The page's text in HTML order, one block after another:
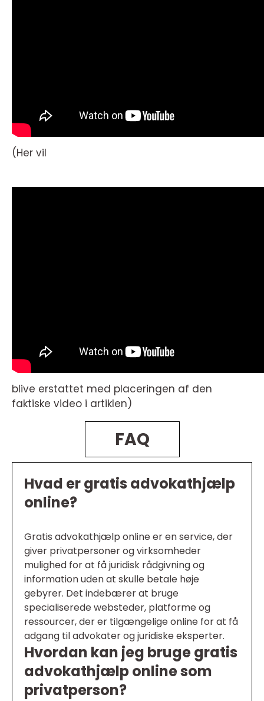
(Her vil
blive erstattet med placeringen af den
faktiske video i artiklen)
FAQ
Hvad er gratis advokathjælp
online?
Gratis advokathjælp online er en service, der
giver privatpersoner og virksomheder
mulighed for at få juridisk rådgivning og
information uden at skulle betale høje
gebyrer. Det indebærer at bruge
specialiserede websteder, platforme og
ressourcer, der er tilgængelige online for at få
adgang til advokater og juridiske eksperter.
Hvordan kan jeg bruge gratis
advokathjælp online som
privatperson?